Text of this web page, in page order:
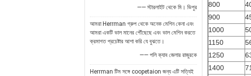
—— স্টারলাইট থেকে মি। ভিপুর
আমরা Herrman গ্রুপ থেকে অনেক মেশিন কেনা এবং
আমরা একটি ভাল মানের পৌঁছেছে এবং ভাল মেশিন করতে
ক্রমাগত প্রচেষ্টার আশা করি যে বুঝতে।
—— পলি ক্যাব জেলার রাজুরকে
Herrman টিম সঙ্গে coopetaion জন্য এটি সত্যিই
800
900
1000
1150
1250
1400